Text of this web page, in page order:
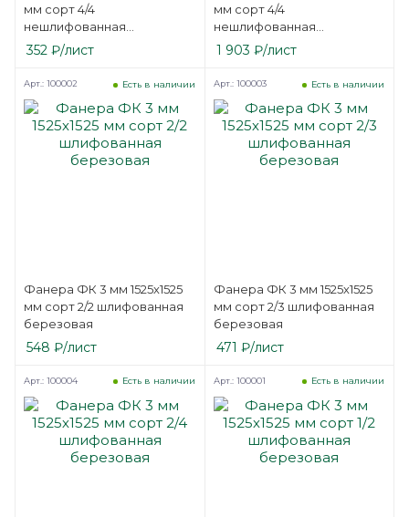
мм сорт 4/4
нешлифованная
березовая
352 ₽/лист
мм сорт 4/4
нешлифованная
березовая
1 903 ₽/лист
Фанера ФК 3 мм 1525х1525
мм сорт 2/2 шлифованная
березовая
Есть в наличии
Арт.: 100002
548 ₽/лист
Фанера ФК 3 мм 1525х1525
мм сорт 2/3 шлифованная
березовая
Есть в наличии
Арт.: 100003
471 ₽/лист
Есть в наличии
Арт.: 100004 Есть в наличии
Арт.: 100001